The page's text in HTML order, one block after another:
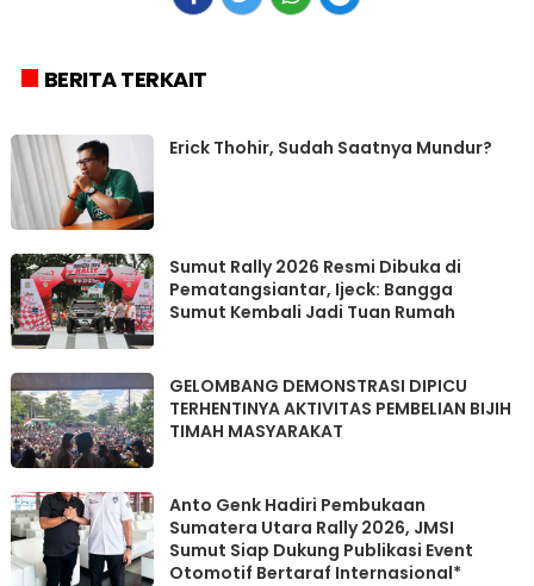
BERITA TERKAIT
Erick Thohir, Sudah Saatnya Mundur?
Sumut Rally 2026 Resmi Dibuka di
Pematangsiantar, Ijeck: Bangga
Sumut Kembali Jadi Tuan Rumah
GELOMBANG DEMONSTRASI DIPICU
TERHENTINYA AKTIVITAS PEMBELIAN BIJIH
TIMAH MASYARAKAT
Anto Genk Hadiri Pembukaan
Sumatera Utara Rally 2026, JMSI
Sumut Siap Dukung Publikasi Event
Otomotif Bertaraf Internasional*